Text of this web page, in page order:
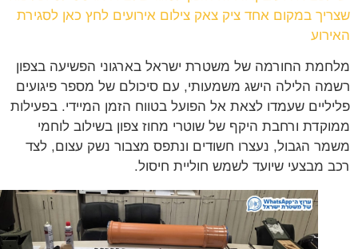
במקום אחד ציק צאק צילום אירועים לחץ כאן לסגירת
החורמה של משטרת ישראל בארגוני הפשיעה בצפון
הלילה הישג משמעותי, עם סיכולם של מספר פיגועים
שעמדו לצאת אל הפועל בטווח הזמן המיידי. בפעילות
ורחבת היקף של שוטרי מחוז צפון בשילוב לוחמי
הגבול, נעצרו חשודים ונתפס מצבור נשק עצום, לצד
מבצעי שיועד לשמש חוליית חיסול.